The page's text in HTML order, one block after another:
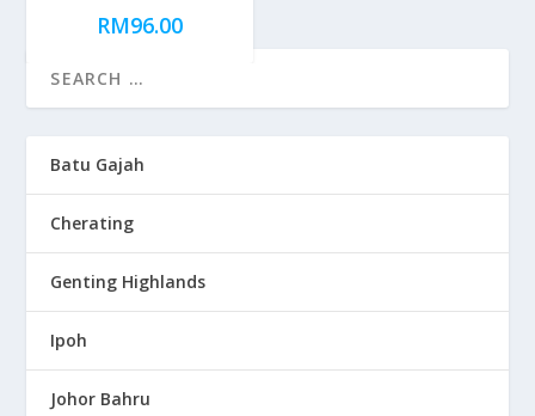
RM96.00
Batu Gajah
Cherating
Genting Highlands
Ipoh
Johor Bahru